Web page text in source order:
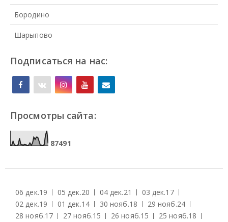
Бородино
Шарыпово
Подписаться на нас:
Просмотры сайта:
87491
06 дек.19 05 дек.20 04 дек.21 03 дек.17
02 дек.19 01 дек.14 30 нояб.18 29 нояб.24
28 нояб.17 27 нояб.15 26 нояб.15 25 нояб.18